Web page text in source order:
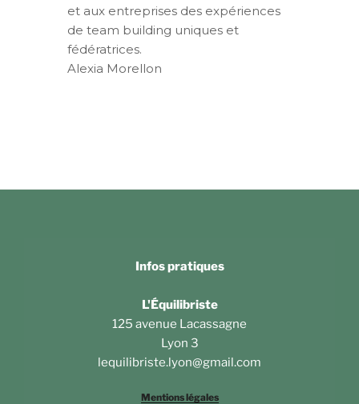
et aux entreprises des expériences
de team building uniques et
fédératrices.
Alexia Morellon
Infos pratiques
L'Équilibriste
125 avenue Lacassagne
Lyon 3
lequilibriste.lyon@gmail.com
Mentions légales